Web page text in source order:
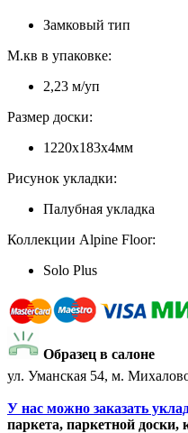
Замковый тип
М.кв в упаковке:
2,23 м/уп
Размер доски:
1220х183х4мм
Рисунок укладки:
Палубная укладка
Коллекции Alpine Floor:
Solo Plus
Образец в салоне
ул. Уманская 54, м.
У нас можно заказать
паркета, паркетной доски,